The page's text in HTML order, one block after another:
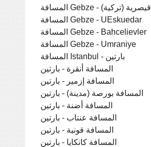
المسافة Gebze - قيصرية (تركية)
المسافة Gebze - UEskuedar
المسافة Gebze - Bahcelievler
المسافة Gebze - Umraniye
المسافة Istanbul - بارتين
المسافة أنقرة - بارتين
المسافة إزمير - بارتين
المسافة بورصة (مدينة) - بارتين
المسافة أضنة - بارتين
المسافة عنتاب - بارتين
المسافة قونية - بارتين
المسافة كانكايا - بارتين